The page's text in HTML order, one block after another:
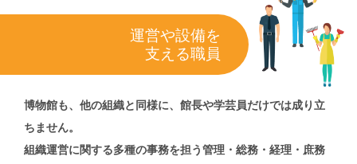
運営や設備を
支える職員
博物館も、他の組織と同様に、館長や学芸員だけでは成り立
ちません。
組織運営に関する多種の事務を担う管理・総務・経理・庶務